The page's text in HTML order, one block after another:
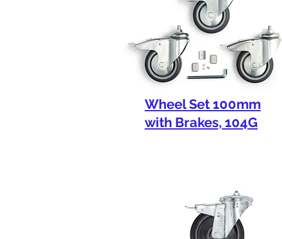
Wheel Set 100mm
with Brakes, 104G